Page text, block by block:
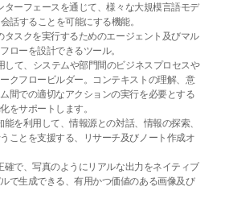
ターフェースを通じて、様々な大規模言語モデ
話することを可能にする機能。
タスクを実行するためのエージェント及びマル
ローを設計できるツール。
して、システムや部門間のビジネスプロセスや
クフロービルダー。コンテキストの理解、意
間での適切なアクションの実行を必要とする
をサポートします。
能を利用して、情報源との対話、情報の探索、
ことを支援する、リサーチ及びノート作成オ
確で、写真のようにリアルな出力をネイティブ
で生成できる、有用かつ価値のある画像及び